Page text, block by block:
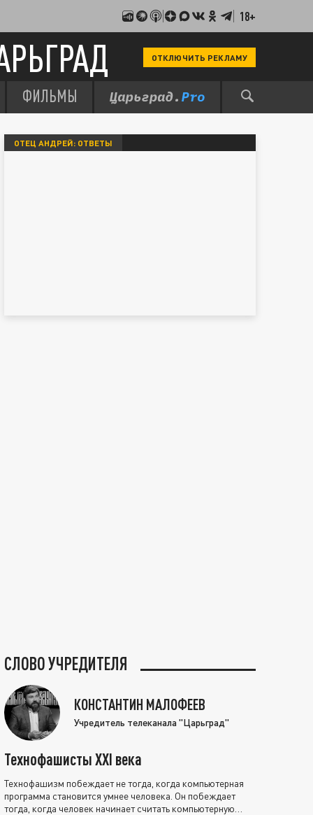
18+
ОТКЛЮЧИТЬ РЕКЛАМУ
ФИЛЬМЫ
ОТЕЦ АНДРЕЙ: ОТВЕТЫ
СЛОВО УЧРЕДИТЕЛЯ
КОНСТАНТИН МАЛОФЕЕВ
Учредитель телеканала "Царьград"
Технофашисты XXI века
Технофашизм побеждает не тогда, когда компьютерная
программа становится умнее человека. Он побеждает
тогда, когда человек начинает считать компьютерную